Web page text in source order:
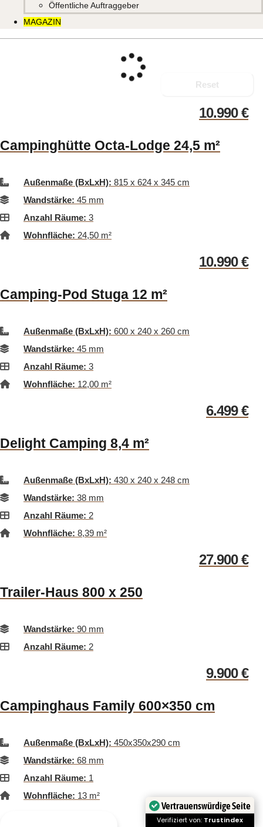
Öffentliche Auftraggeber
MAGAZIN
Reset
10.990€
Campinghütte Octa-Lodge 24,5 m²
Außenmaße (BxLxH): 815 x 624 x 345 cm
Wandstärke: 45 mm
Anzahl Räume: 3
Wohnfläche: 24,50 m²
10.990€
Camping-Pod Stuga 12 m²
Außenmaße (BxLxH): 600 x 240 x 260 cm
Wandstärke: 45 mm
Anzahl Räume: 3
Wohnfläche: 12,00 m²
6.499€
Delight Camping 8,4 m²
Außenmaße (BxLxH): 430 x 240 x 248 cm
Wandstärke: 38 mm
Anzahl Räume: 2
Wohnfläche: 8,39 m²
27.900€
Trailer-Haus 800 x 250
Wandstärke: 90 mm
Anzahl Räume: 2
9.900€
Campinghaus Family 600×350 cm
Außenmaße (BxLxH): 450x350x290 cm
Wandstärke: 68 mm
Anzahl Räume: 1
Wohnfläche: 13 m²
Vertrauenswürdige Seite
Verifiziert von: Trustindex